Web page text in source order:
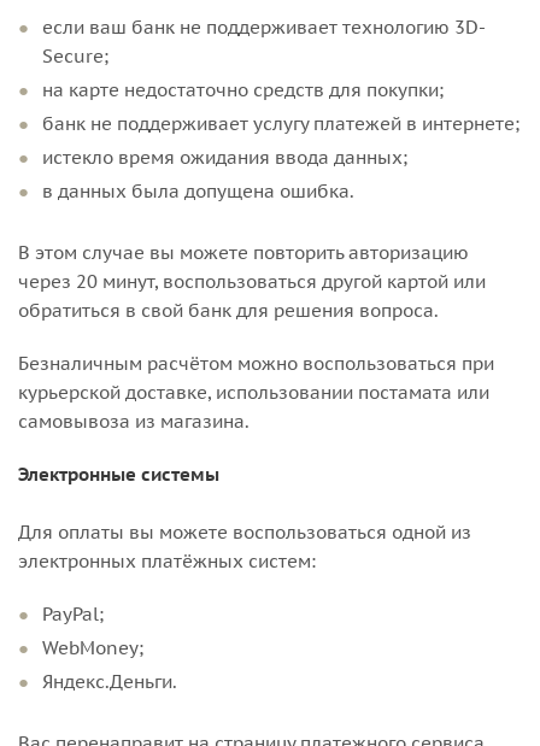
если ваш банк не поддерживает технологию 3D-
Secure;
на карте недостаточно средств для покупки;
банк не поддерживает услугу платежей в интернете;
истекло время ожидания ввода данных;
в данных была допущена ошибка.
В этом случае вы можете повторить авторизацию
через 20 минут, воспользоваться другой картой или
обратиться в свой банк для решения вопроса.
Безналичным расчётом можно воспользоваться при
курьерской доставке, использовании постамата или
самовывоза из магазина.
Электронные системы
Для оплаты вы можете воспользоваться одной из
электронных платёжных систем:
PayPal;
WebMoney;
Яндекс.Деньги.